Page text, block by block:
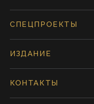
СПЕЦПРОЕКТЫ
ИЗДАНИЕ
КОНТАКТЫ